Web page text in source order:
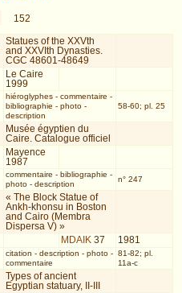
152
Statues of the XXVth
and XXVIth Dynasties.
CGC 48601-48649
Le Caire
1999
hiéroglyphes- commentaire -
bibliographie - photo-
description
58-60; pl. 25
Musée égyptien du
Caire. Catalogue officiel
Mayence
1987
commentaire - bibliographie -
photo- description
n° 247
« The Block Statue of
Ankh-khonsu in Boston
and Cairo (Membra
Dispersa V) »
MDAIK 37 1981
citation - description - photo-
commentaire
81-82; pl.
11a-c
Types of ancient
Egyptian statuary, II-III